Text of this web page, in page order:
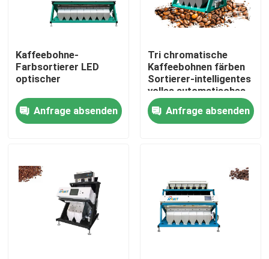
Fabrik-Ausflug
Qualitätskontrolle
Treten Sie mit uns in Verbindung
Fordern Sie ein Zitat
Reisfarbsortierer
Kaffeebohne-
Farbsortierer LED
optischer
Anfrage absenden
Tri chromatische
Kaffeebohnen färben
Sortierer-intelligentes
volles automatisches
Anfrage absenden